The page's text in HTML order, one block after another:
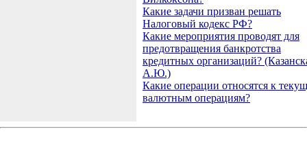
Какие задачи призван решать
Налоговый кодекс РФ?
Какие мероприятия проводят для
предотвращения банкротства
кредитных организаций?
А.Ю.)
Какие операции относятся к
валютным операциям?